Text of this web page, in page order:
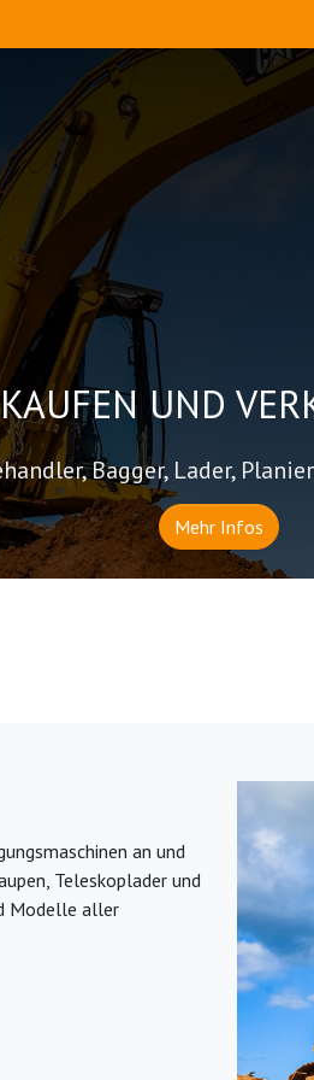
KAUFEN UND
Bagger, Lader,
Mehr Infos
an und
Teleskoplader und
Modelle aller